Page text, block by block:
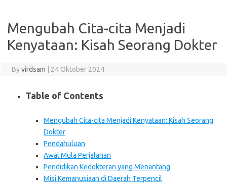
Mengubah Cita-cita Menjadi
Kenyataan: Kisah Seorang Dokter
Byvirdsam 24 Oktober 2024
Table of Contents
Mengubah Cita-cita Menjadi Kenyataan: Kisah Seorang
Dokter
Pendahuluan
Awal Mula Perjalanan
Pendidikan Kedokteran yang Menantang
Misi Kemanusiaan di Daerah Terpencil